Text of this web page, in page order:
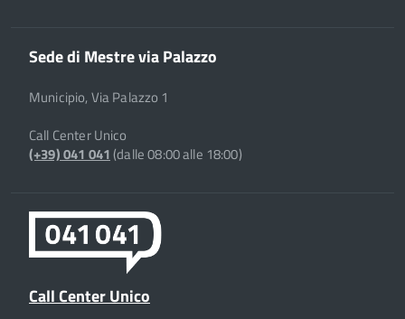
Sede di Mestre via Palazzo
Municipio, Via Palazzo 1
Call Center Unico
(+39) 041 041(dalle 08:00 alle 18:00)
Call Center Unico